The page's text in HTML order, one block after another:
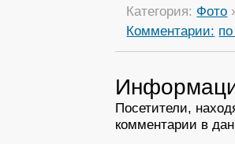
Категория: Фото
Комментарии:
Посетители,
комментарии в